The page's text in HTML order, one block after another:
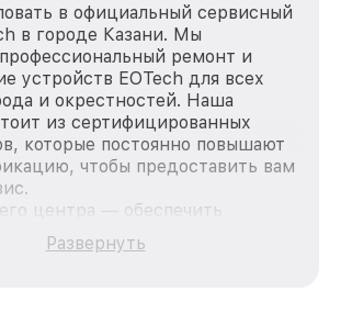
в официальный сервисный
в городе Казани. Мы
ремонт и
устройств EOTech для всех
и окрестностей. Наша
из сертифицированных
которые постоянно повышают
чтобы предоставить вам
центра — обеспечить
и доступный ремонт для
продукции EOTech, вне
Развернуть